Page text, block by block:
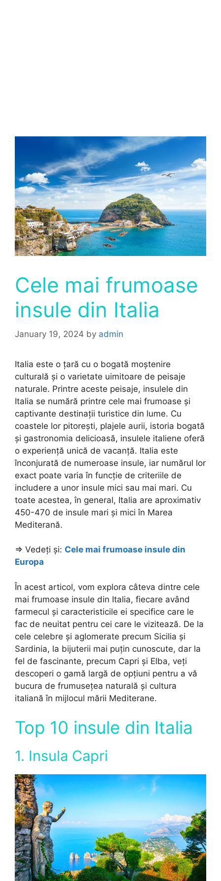
Cele mai frumoase
insule din Italia
January 19, 2024 by admin
Italia este o țară cu o bogată moștenire
culturală și o varietate uimitoare de peisaje
naturale. Printre aceste peisaje, insulele din
Italia se numără printre cele mai frumoase și
captivante destinații turistice din lume. Cu
coastele lor pitorești, plajele aurii, istoria bogată
și gastronomia delicioasă, insulele italiene oferă
o experiență unică de vacanță. Italia este
înconjurată de numeroase insule, iar numărul lor
exact poate varia în funcție de criteriile de
includere a unor insule mici sau mai mari. Cu
toate acestea, în general, Italia are aproximativ
450-470 de insule mari și mici în Marea
Mediterană.
=> Vedeți și: Cele mai frumoase insule din
Europa
În acest articol, vom explora câteva dintre cele
mai frumoase insule din Italia, fiecare având
farmecul și caracteristicile ei specifice care le
fac de neuitat pentru cei care le vizitează. De la
cele celebre și aglomerate precum Sicilia și
Sardinia, la bijuterii mai puțin cunoscute, dar la
fel de fascinante, precum Capri și Elba, veți
descoperi o gamă largă de opțiuni pentru a vă
bucura de frumusețea naturală și cultura
italiană în mijlocul mării Mediterane.
Top 10 insule din Italia
1. Insula Capri